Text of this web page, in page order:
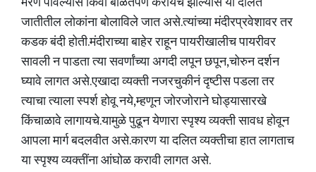
जातीतील लोकांना बोलाविले जात असे.त्यांच्या मंदीरप्रवेशावर तर
कडक बंदी होती.मंदीराच्या बाहेर राहून पायरीखालीच पायरीवर
सावली न पाडता त्या सवर्णांच्या अगदी लपून छपून,चोरुन दर्शन
घ्यावे लागत असे.एखादा व्यक्ती नजरचुकीनं दृष्टीस पडला तर
त्याचा त्याला स्पर्श होवू नये,म्हणून जोरजोराने घोड्यासारखे
किंचाळावे लागायचे.यामुळे पुढून येणारा स्पृश्य व्यक्ती सावध होवून
आपला मार्ग बदलवीत असे.कारण या दलित व्यक्तीचा हात लागताच
या स्पृश्य व्यक्तींना आंघोळ करावी लागत असे.